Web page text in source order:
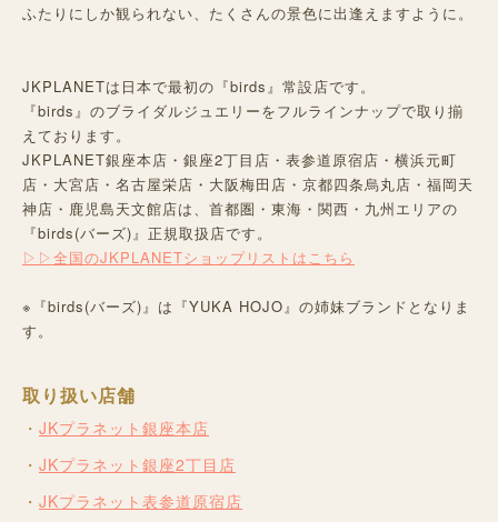
ふたりにしか観られない、たくさんの景色に出逢えますように。
JKPLANETは日本で最初の『birds』常設店です。
『birds』のブライダルジュエリーをフルラインナップで取り揃
えております。
JKPLANET銀座本店・銀座2丁目店・表参道原宿店・横浜元町
店・大宮店・名古屋栄店・大阪梅田店・京都四条烏丸店・福岡天
神店・鹿児島天文館店は、首都圏・東海・関西・九州エリアの
『birds(バーズ)』正規取扱店です。
▷▷全国のJKPLANETショップリストはこちら
※『birds(バーズ)』は『YUKA HOJO』の姉妹ブランドとなりま
す。
取り扱い店舗
JKプラネット銀座本店
JKプラネット銀座2丁目店
JKプラネット表参道原宿店